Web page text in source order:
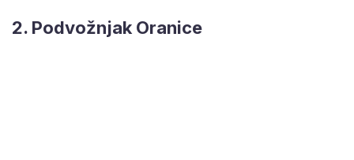
2. Podvožnjak Oranice